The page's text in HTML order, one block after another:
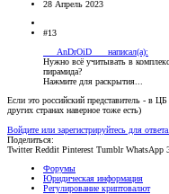
28 Апрель 2023
#13
___AnDrOiD___ написал(а):
Нужно всё учитывать в
пирамида?
Нажмите для раскрытия...
Если это российский представитель - в
других странах наверное тоже есть)
Войдите или зарегистрируйтесь для ответа.
Поделиться:
Twitter Reddit Pinterest Tumblr WhatsApp
Форумы
Юридическая информация
Регулирование криптовалют